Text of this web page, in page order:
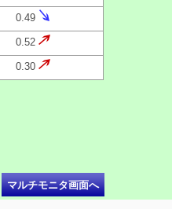
0.49
0.52
0.30
マルチモニタ画面へ